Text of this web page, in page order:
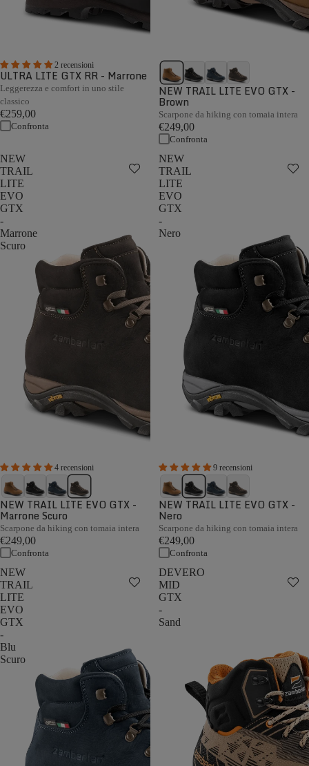
2 recensioni
ULTRA LITE GTX RR - Marrone
Leggerezza e comfort in uno stile
classico
€259,00
Confronta
NEW TRAIL LITE EVO GTX -
Brown
Scarpone da hiking con tomaia intera
€249,00
Confronta
NEW
TRAIL
LITE
EVO
GTX
-
Marrone
Scuro
4 recensioni
NEW TRAIL LITE EVO GTX -
Marrone Scuro
Scarpone da hiking con tomaia intera
€249,00
Confronta
NEW
TRAIL
LITE
EVO
GTX
-
Nero
9 recensioni
NEW TRAIL LITE EVO GTX -
Nero
Scarpone da hiking con tomaia intera
€249,00
Confronta
NEW
TRAIL
LITE
EVO
GTX
-
Blu
Scuro
DEVERO
MID
GTX
-
Sand